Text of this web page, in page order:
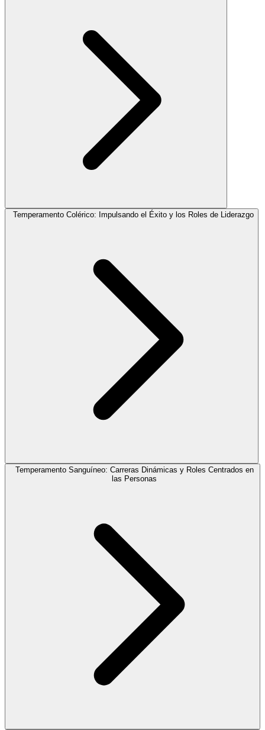
Temperamento Colérico: Impulsando el Éxito y los Roles de Liderazgo
Temperamento Sanguíneo: Carreras Dinámicas y Roles Centrados en
las Personas